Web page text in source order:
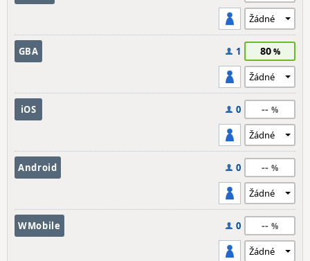
GBA 1 80
iOS 0 --
Android 0 --
WMobile 0 --